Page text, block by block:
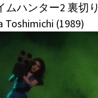
ムハンター2 裏切り
(1989)